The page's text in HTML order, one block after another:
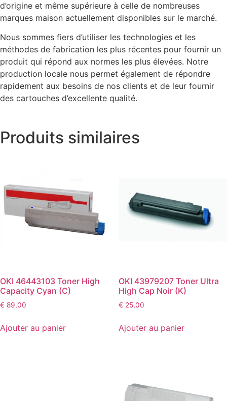
d’origine et même supérieure à celle de nombreuses
marques maison actuellement disponibles sur le marché.
Nous sommes fiers d’utiliser les technologies et les
méthodes de fabrication les plus récentes pour fournir un
produit qui répond aux normes les plus élevées. Notre
production locale nous permet également de répondre
rapidement aux besoins de nos clients et de leur fournir
des cartouches d’excellente qualité.
Produits similaires
OKI 46443103 Toner High
Capacity Cyan (C)
€ 89,00
Ajouter au panier
OKI 43979207 Toner Ultra
High Cap Noir (K)
€ 25,00
Ajouter au panier